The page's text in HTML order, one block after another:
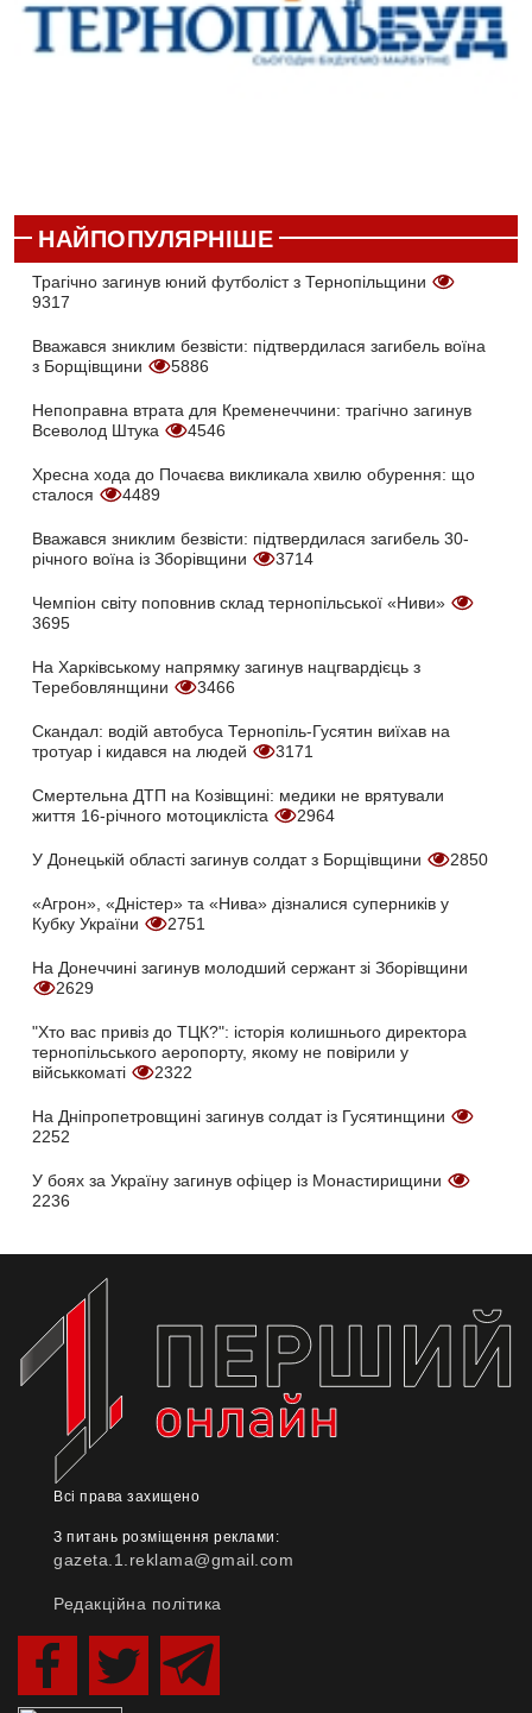
НАЙПОПУЛЯРНІШЕ
Трагічно загинув юний футболіст з Тернопільщини
9317
Вважався зниклим безвісти: підтвердилася загибель воїна
з Борщівщини
5886
Непоправна втрата для Кременеччини: трагічно загинув
Всеволод Штука
4546
Хресна хода до Почаєва викликала хвилю обурення: що
сталося
4489
Вважався зниклим безвісти: підтвердилася загибель 30-
річного воїна із Зборівщини
3714
Чемпіон світу поповнив склад тернопільської «Ниви»
3695
На Харківському напрямку загинув нацгвардієць з
Теребовлянщини
3466
Скандал: водій автобуса Тернопіль-Гусятин виїхав на
тротуар і кидався на людей
3171
Смертельна ДТП на Козівщині: медики не врятували
життя 16-річного мотоцикліста
2964
У Донецькій області загинув солдат з Борщівщини 2850
«Агрон», «Дністер» та «Нива» дізналися суперників у
Кубку України
2751
На Донеччині загинув молодший сержант зі Зборівщини
2629
"Хто вас привіз до ТЦК?": історія колишнього директора
тернопільського аеропорту, якому не повірили у
військкоматі
2322
На Дніпропетровщині загинув солдат із Гусятинщини
2252
У боях за Україну загинув офіцер із Монастирищини
2236
Всі права захищено
З питань розміщення реклами:
gazeta.1.reklama@gmail.com
Редакційна політика